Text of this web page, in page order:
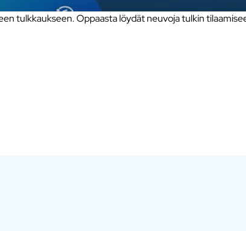
tulkkaukseen. Oppaasta löydät neuvoja tulkin